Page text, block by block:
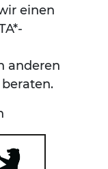
einen
anderen